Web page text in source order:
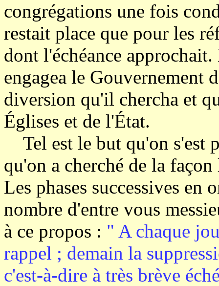
congrégations une fois
restait place que pour les
dont l'échéance
engagea le Gouvernement
diversion qu'il chercha et
Églises et de l'État.
Tel est le but qu'on s'est
qu'on a cherché de la
Les phases successives en
nombre d'entre vous
à ce propos : " A chaque
rappel ; demain la
c'est-à-dire à très brève